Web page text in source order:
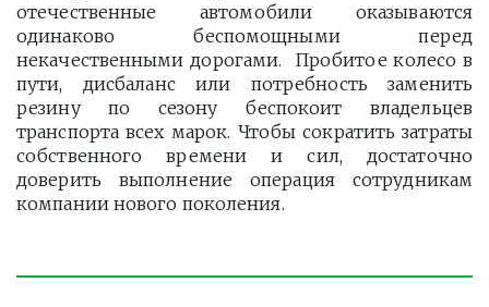
отечественные автомобили оказываются
одинаково беспомощными перед
некачественными дорогами. Пробитое колесо в
пути, дисбаланс или потребность заменить
резину по сезону беспокоит владельцев
транспорта всех марок. Чтобы сократить затраты
собственного времени и сил, достаточно
доверить выполнение операция сотрудникам
компании нового поколения.